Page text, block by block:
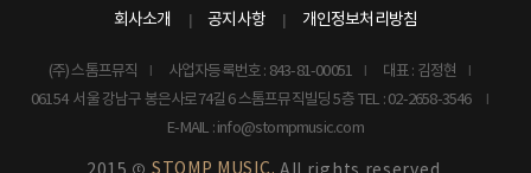
회사소개 공지사항 개인정보처리방침
(주) 스톰프뮤직 사업자등록번호 : 843-81-00051
대표 : 김정현
06154 서울 강남구 봉은사로74길 6 스톰프뮤직빌딩 5층 TEL : 02-2658-3546
E-MAIL : info@stompmusic.com